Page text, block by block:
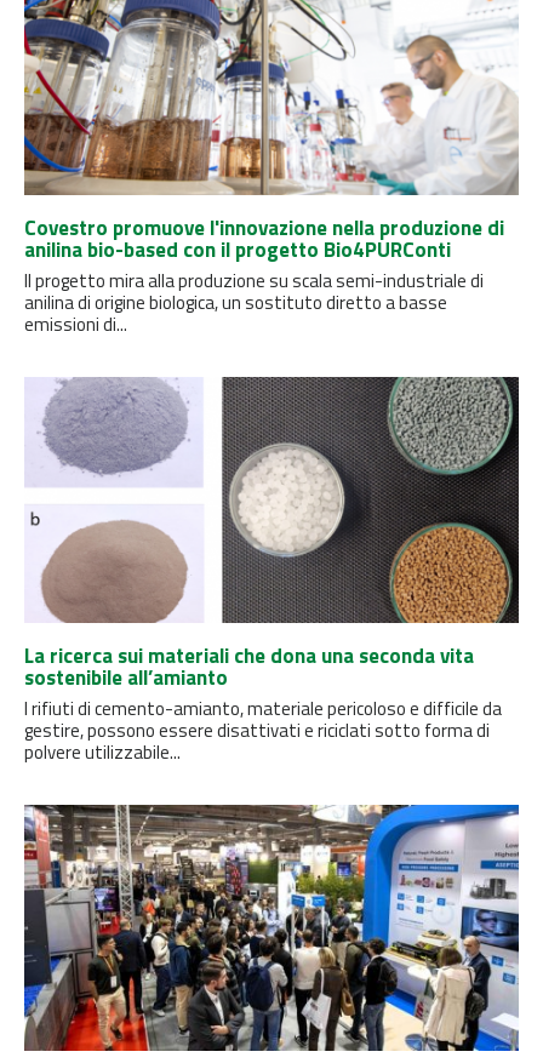
Covestro promuove l'innovazione nella produzione di
anilina bio-based con il progetto Bio4PURConti
Il progetto mira alla produzione su scala semi-industriale di
anilina di origine biologica, un sostituto diretto a basse
emissioni di...
La ricerca sui materiali che dona una seconda vita
sostenibile all’amianto
I rifiuti di cemento-amianto, materiale pericoloso e difficile da
gestire, possono essere disattivati ​​e riciclati sotto forma di
polvere utilizzabile...